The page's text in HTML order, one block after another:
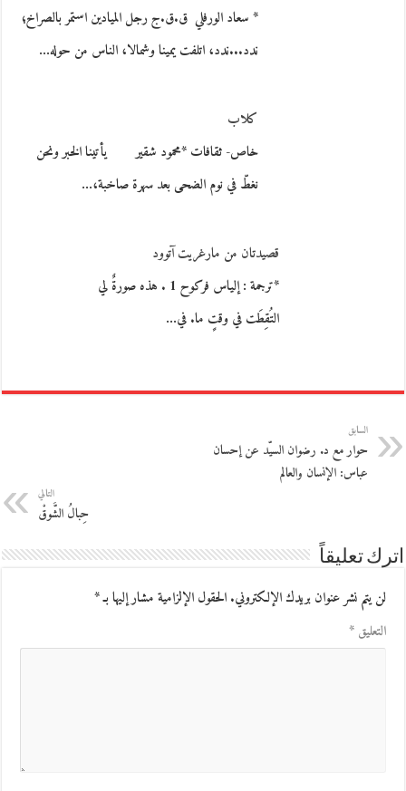
* سعاد الورفلي ق.ق.ج رجل الميادين استمر بالصراخ؛
ندد...ندد، اتلفت يمينا وشمالا، الناس من حوله…
كلاب
خاص- ثقافات *محمود شقير يأتينا الخبر ونحن
نغطّ في نوم الضحى بعد سهرة صاخبة،…
قصيدتان من مارغريت آتوود
*ترجمة : إلياس فركوح 1 . هذه صورةٌ لي
التُقِطَت في وقتٍ ما. في…
السابق
حوار مع د. رضوان السيّد عن إحسان
عباس: الإنسان والعالم
التالي
حِبالُ الشَّوقْ
اترك تعليقاً
لن يتم نشر عنوان بريدك الإلكتروني.الحقول الإلزامية مشار إليها بـ*
التعليق*